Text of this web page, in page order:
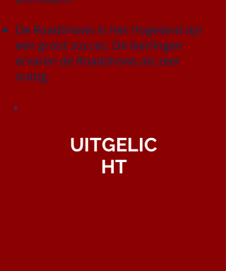
De Roadshows in het Hogeland zijn
een groot succes. De leerlingen
ervaren de Roadshows als zeer
nuttig.
UITGELIC
HT